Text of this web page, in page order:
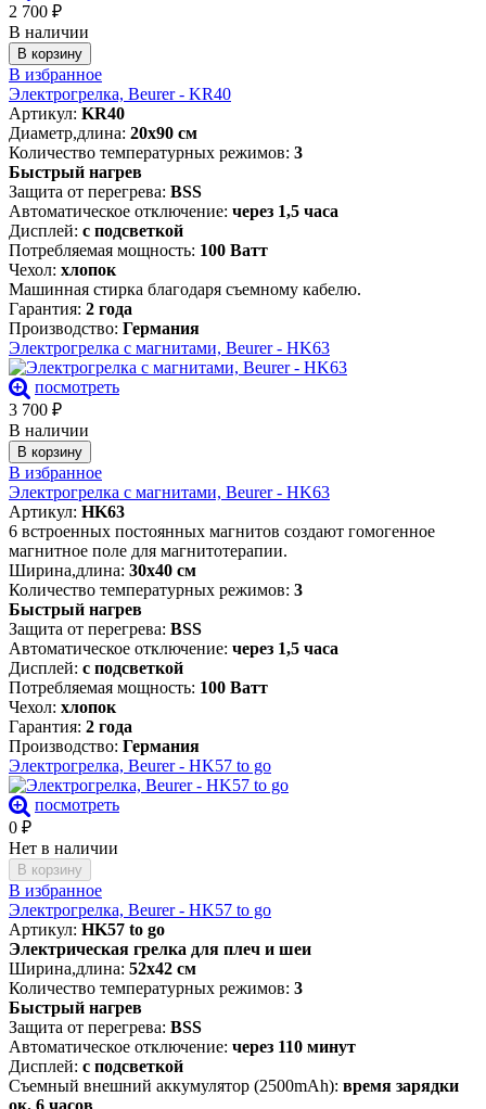
2 700 ₽
В наличии
В корзину
В избранное
Электрогрелка, Beurer - KR40
Артикул: KR40
Диаметр,длина: 20х90 см
Количество температурных режимов: 3
Быстрый нагрев
Защита от перегрева: BSS
Автоматическое отключение: через 1,5 часа
Дисплей: с подсветкой
Потребляемая мощность: 100 Ватт
Чехол: хлопок
Машинная стирка благодаря съемному кабелю.
Гарантия: 2 года
Производство: Германия
Электрогрелка c магнитами, Beurer - HK63
посмотреть
3 700 ₽
В наличии
В корзину
В избранное
Электрогрелка c магнитами, Beurer - HK63
Артикул: HK63
6 встроенных постоянных магнитов создают гомогенное
магнитное поле для магнитотерапии.
Ширина,длина: 30х40 см
Количество температурных режимов: 3
Быстрый нагрев
Защита от перегрева: BSS
Автоматическое отключение: через 1,5 часа
Дисплей: с подсветкой
Потребляемая мощность: 100 Ватт
Чехол: хлопок
Гарантия: 2 года
Производство: Германия
Электрогрелка, Beurer - HK57 to go
посмотреть
0 ₽
Нет в наличии
В корзину
В избранное
Электрогрелка, Beurer - HK57 to go
Артикул: HK57 to go
Электрическая грелка для плеч и шеи
Ширина,длина: 52х42 см
Количество температурных режимов: 3
Быстрый нагрев
Защита от перегрева: BSS
Автоматическое отключение: через 110 минут
Дисплей: с подсветкой
Съемный внешний аккумулятор (2500mAh): время зарядки